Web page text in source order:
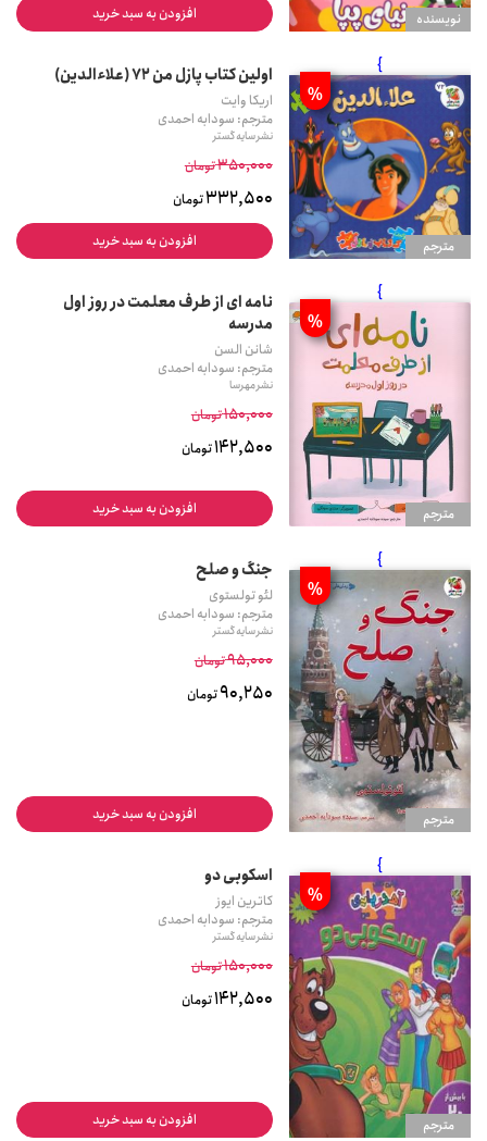
نويسنده افزودن به سبد خرید
مترجم
}
%
اولین کتاب پازل من 72 (علاءالدین)
اریکا وایت
مترجم: سودابه احمدی
نشر سایه گستر
350,000تومان
332,500تومان
افزودن به سبد خرید
مترجم
}
%
نامه ای از طرف معلمت در روز اول
مدرسه
شانن السن
مترجم: سودابه احمدی
نشر مهرسا
150,000تومان
142,500تومان
افزودن به سبد خرید
مترجم
}
%
جنگ و صلح
لئو تولستوی
مترجم: سودابه احمدی
نشر سایه گستر
95,000تومان
90,250تومان
افزودن به سبد خرید
مترجم
}
%
اسکوبی دو
کاترین ایوز
مترجم: سودابه احمدی
نشر سایه گستر
150,000تومان
142,500تومان
افزودن به سبد خرید